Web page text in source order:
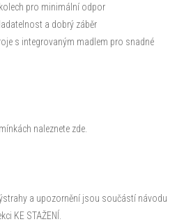
pro minimální odpor
a dobrý záběr
s integrovaným madlem pro snadné
naleznete zde.
a upozornění jsou součástí návodu
KE STAŽENÍ.